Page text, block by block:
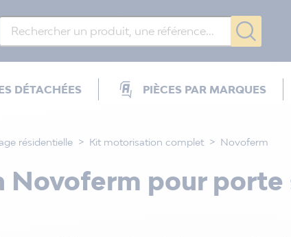
DÉTACHÉES PIÈCES PAR MARQUES
résidentielle Kit motorisation complet Novoferm
Novoferm pour porte